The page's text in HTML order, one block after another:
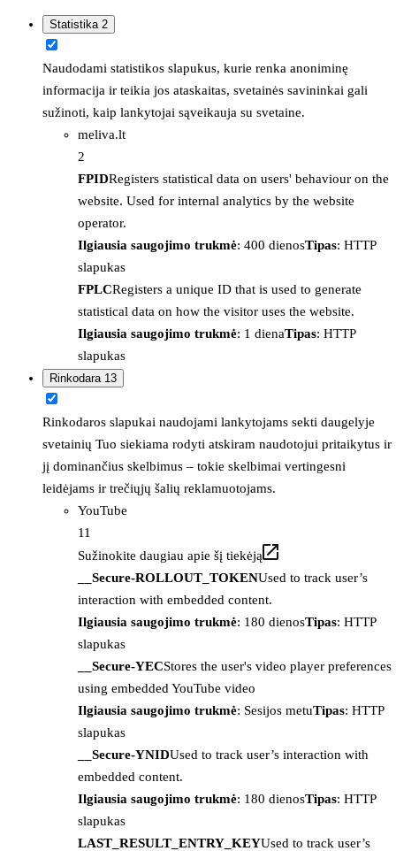
Statistika 2
Naudodami statistikos slapukus, kurie renka anoniminę
informacija ir teikia jos ataskaitas, svetainės savininkai gali
sužinoti, kaip lankytojai sąveikauja su svetaine.
meliva.lt
2
FPIDRegisters statistical data on users' behaviour on the
website. Used for internal analytics by the website
operator.
Ilgiausia saugojimo trukmė: 400 dienosTipas: HTTP
slapukas
FPLCRegisters a unique ID that is used to generate
statistical data on how the visitor uses the website.
Ilgiausia saugojimo trukmė: 1 dienaTipas: HTTP
slapukas
Rinkodara 13
Rinkodaros slapukai naudojami lankytojams sekti daugelyje
svetainių Tuo siekiama rodyti atskiram naudotojui pritaikytus ir
jį dominančius skelbimus – tokie skelbimai vertingesni
leidėjams ir trečiųjų šalių reklamuotojams.
YouTube
11
Sužinokite daugiau apie šį tiekėją
__Secure-ROLLOUT_TOKENUsed to track user’s
interaction with embedded content.
Ilgiausia saugojimo trukmė: 180 dienosTipas: HTTP
slapukas
__Secure-YECStores the user's video player preferences
using embedded YouTube video
Ilgiausia saugojimo trukmė: Sesijos metuTipas: HTTP
slapukas
__Secure-YNIDUsed to track user’s interaction with
embedded content.
Ilgiausia saugojimo trukmė: 180 dienosTipas: HTTP
slapukas
LAST_RESULT_ENTRY_KEYUsed to track user’s